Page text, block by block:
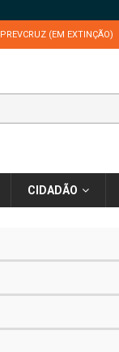
PREVCRUZ (EM EXTINÇÃO)
CIDADÃO